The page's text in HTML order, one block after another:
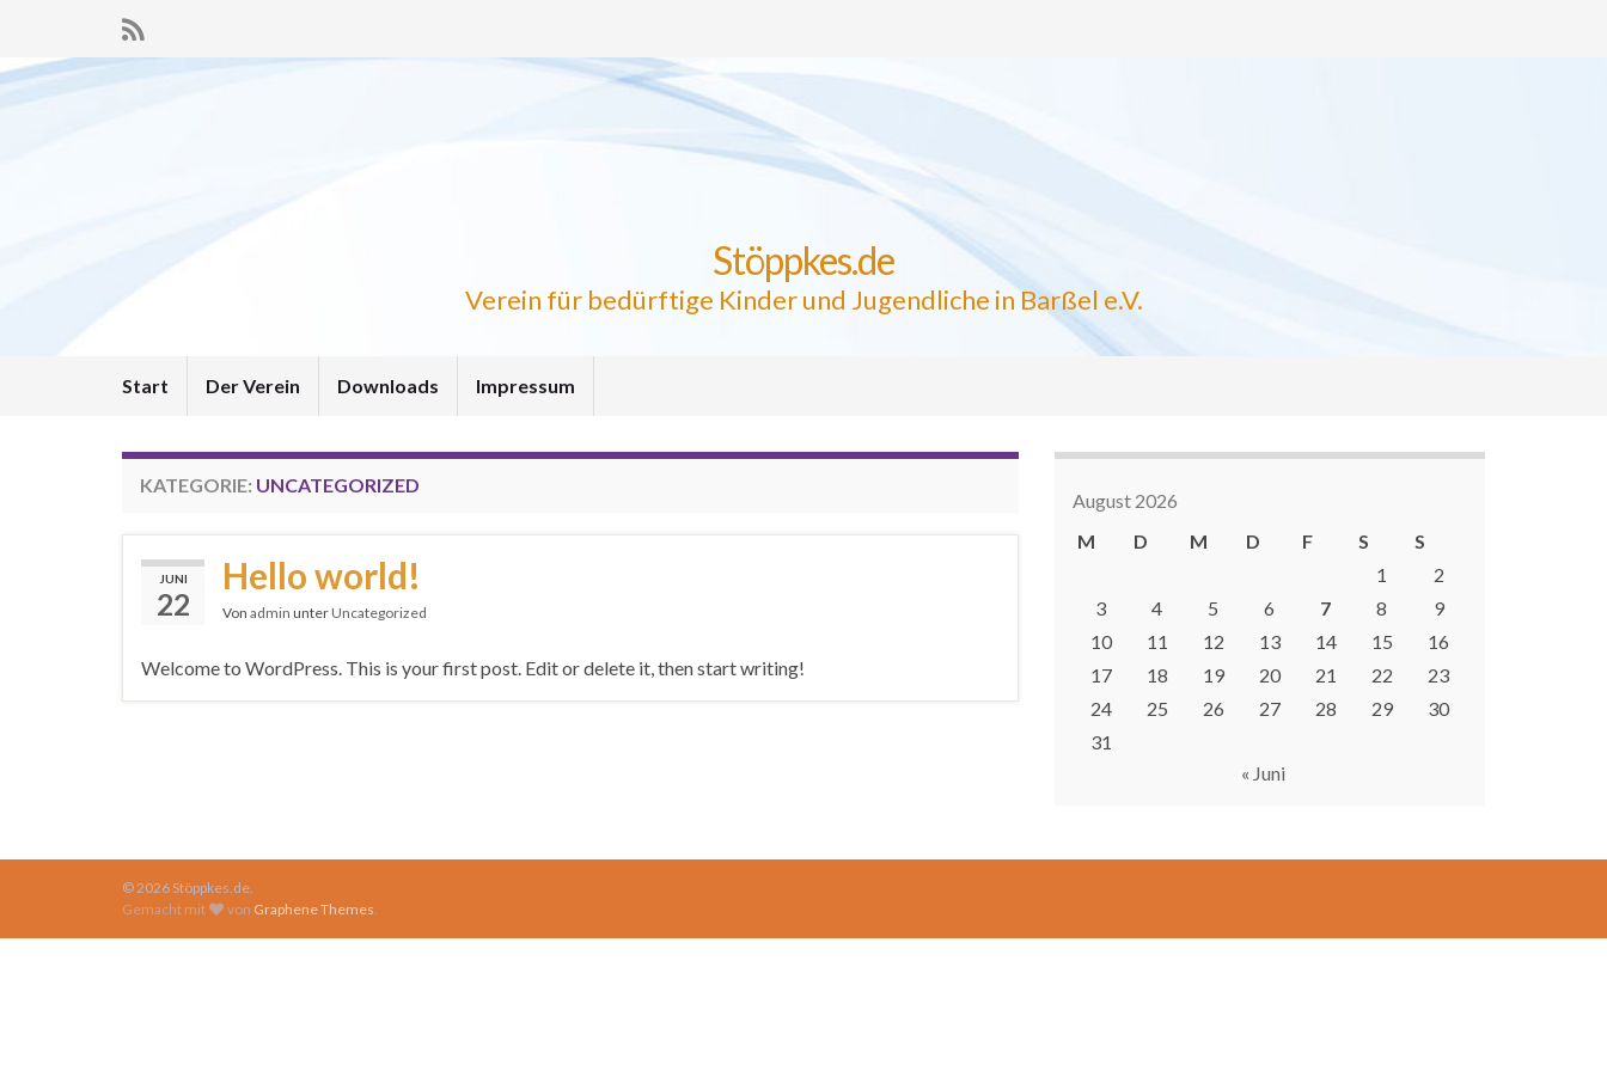
Stöppkes.de
Verein für bedürftige Kinder und Jugendliche in Barßel e.V.
Start Der Verein Downloads Impressum
KATEGORIE: UNCATEGORIZED
JUNI
22
Hello world!
Von admin unter Uncategorized
Welcome to WordPress. This is your first post. Edit or delete it, then start writing!
August 2026
M
D M D F S
S
1
2
3
4 5 6 7 8
9
10
11 12 13 14 15
16
17
18 19 20 21 22
23
24
25 26 27 28 29
30
31
« Juni
© 2026 Stöppkes.de.
Gemacht mit
von Graphene Themes.